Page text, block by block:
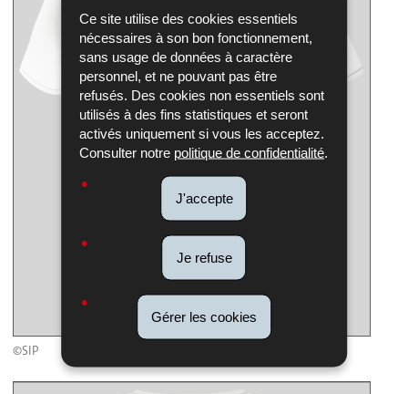
Ce site utilise des cookies essentiels
nécessaires à son bon fonctionnement,
sans usage de données à caractère
personnel, et ne pouvant pas être
refusés. Des cookies non essentiels sont
utilisés à des fins statistiques et seront
activés uniquement si vous les acceptez.
Consulter notre politique de confidentialité.
J'accepte
Je refuse
Gérer les cookies
©SIP